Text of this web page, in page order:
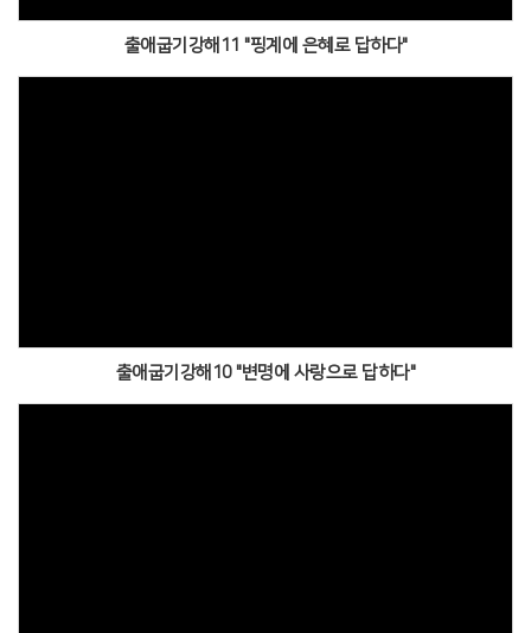
출애굽기강해11 "핑계에 은혜로 답하다"
출애굽기강해10 "변명에 사랑으로 답하다"